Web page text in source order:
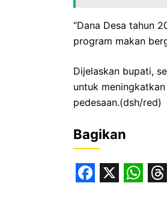
“Dana Desa tahun
program makan
Dijelaskan bupati,
untuk
pedesaan.(dsh/red)
Bagikan